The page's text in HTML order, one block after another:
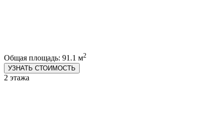
Общая площадь: 91.1 м2
УЗНАТЬ СТОИМОСТЬ
2 этажа